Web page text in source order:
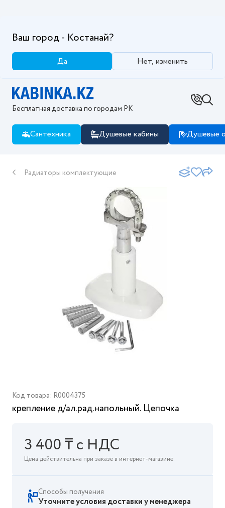
Ваш город - Костанай?
Да Нет, изменить
Бесплатная доставка по городам РК
Сантехника Душевые кабины Душевые
Радиаторы комплектующие
Код товара: R0004375
крепление д/ал.рад.напольный. Цепочка
3 400 ₸ с НДС
Цена действительна при заказе в интернет-магазине.
Способы получения
Уточните условия доставки у менеджера